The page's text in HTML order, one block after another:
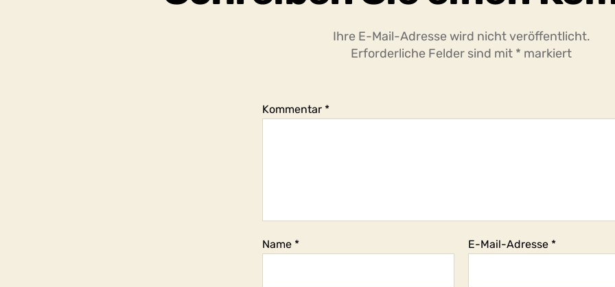
Ihre E-Mail-Adresse wird nicht veröffentlicht.
Erforderliche Felder sind mit * markiert
Kommentar *
Name * E-Mail-Adresse *